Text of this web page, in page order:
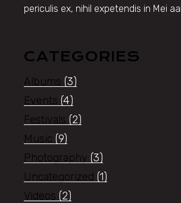
periculis ex, nihil expetendis in Mei
CATEGORIES
Albums (3)
Events (4)
Festivals (2)
Music (9)
Photography (3)
Uncategorized (1)
Videos (2)